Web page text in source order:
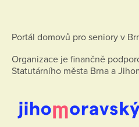
Portál domovů pro seniory v
Organizace je finančně
Statutárního města Brna a